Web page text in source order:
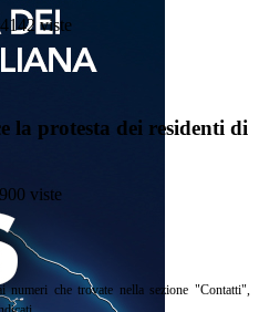
viste
la protesta dei residenti di
viste
numeri che trovate nella sezione "Contatti",